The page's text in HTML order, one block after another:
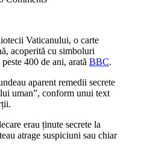
Vaticanului, o carte
acoperită cu simboluri
400 de ani, arată BBC.
aparent remedii secrete
uman”, conform unui text
erau ținute secrete la
atrage suspiciuni sau chiar